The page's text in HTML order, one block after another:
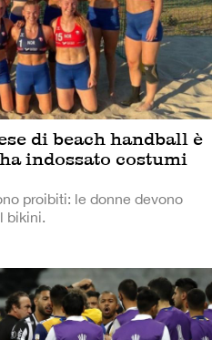
di beach handball è
indossato costumi
proibiti: le donne devono
bikini.